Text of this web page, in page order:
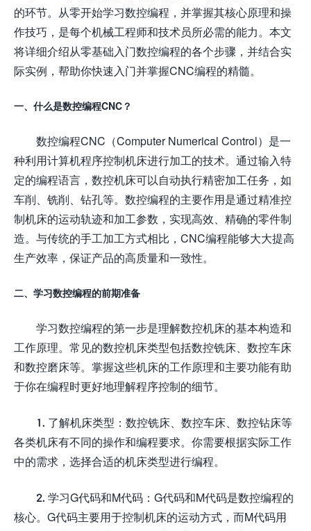
的环节。从零开始学习数控编程，并掌握其核心原理和操
作技巧，是每个机械工程师和技术员所必需的能力。本文
将详细介绍从零基础入门数控编程的各个步骤，并结合实
际实例，帮助你快速入门并掌握CNC编程的精髓。
一、什么是数控编程CNC？
数控编程CNC（Computer Numerical Control）是一
种利用计算机程序控制机床进行加工的技术。通过输入特
定的编程语言，数控机床可以自动执行精密加工任务，如
车削、铣削、钻孔等。数控编程的主要作用是通过精准控
制机床的运动轨迹和加工参数，实现高效、精确的零件制
造。与传统的手工加工方式相比，CNC编程能够大大提高
生产效率，保证产品的高质量和一致性。
二、学习数控编程的前期准备
学习数控编程的第一步是理解数控机床的基本构造和
工作原理。常见的数控机床类型包括数控铣床、数控车床
和数控磨床等。掌握这些机床的工作原理和主要功能有助
于你在编程时更好地理解程序控制的细节。
1. 了解机床类型：数控铣床、数控车床、数控钻床等
各类机床有不同的操作和编程要求。你需要根据实际工作
中的需求，选择合适的机床类型进行编程。
2. 学习G代码和M代码：G代码和M代码是数控编程的
核心。G代码主要用于控制机床的运动方式，而M代码用